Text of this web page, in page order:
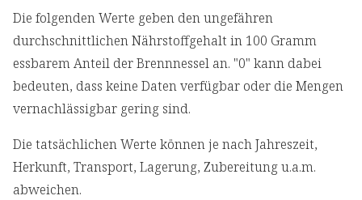
Die folgenden Werte geben den ungefähren
durchschnittlichen Nährstoffgehalt in 100 Gramm
essbarem Anteil der Brennnessel an. "0" kann dabei
bedeuten, dass keine Daten verfügbar oder die Mengen
vernachlässigbar gering sind.
Die tatsächlichen Werte können je nach Jahreszeit,
Herkunft, Transport, Lagerung, Zubereitung u.a.m.
abweichen.